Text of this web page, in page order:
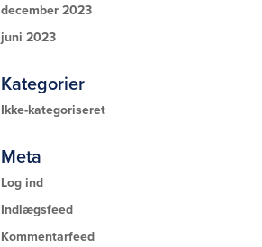
december 2023
juni 2023
Kategorier
Ikke-kategoriseret
Meta
Log ind
Indlægsfeed
Kommentarfeed